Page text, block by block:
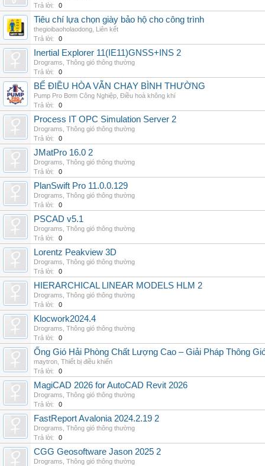
Trả lời:
0
Tiêu chí lựa chọn giày bảo hộ cho công trình
thegioibaoholaodong Liên kết
Trả lời:
0
Inertial Explorer 11(IE11)GNSS+INS 2
Drograms Thông gió thông thường
Trả lời:
0
BỂ ĐIỀU HÒA VẪN CHẠY BÌNH THƯỜNG
Pump Pro Bơm Công Nghiệp Điều hoà không khí
Trả lời:
0
Process IT OPC Simulation Server 2
Drograms Thông gió thông thường
Trả lời:
0
JMatPro 16.0 2
Drograms Thông gió thông thường
Trả lời:
0
PlanSwift Pro 11.0.0.129
Drograms Thông gió thông thường
Trả lời:
0
PSCAD v5.1
Drograms Thông gió thông thường
Trả lời:
0
Lorentz Peakview 3D
Drograms Thông gió thông thường
Trả lời:
0
HIERARCHICAL LINEAR MODELS HLM 2
Drograms Thông gió thông thường
Trả lời:
0
Klocwork2024.4
Drograms Thông gió thông thường
Trả lời:
0
Ống Gió Hải Phòng Chất Lượng Cao – Giải Pháp Thông
maytron Thiết bị điều khiển
Trả lời:
0
MagiCAD 2026 for AutoCAD Revit 2026
Drograms Thông gió thông thường
Trả lời:
0
FastReport Avalonia 2024.2.19 2
Drograms Thông gió thông thường
Trả lời:
0
CGG Geosoftware Jason 2025 2
Drograms Thông gió thông thường